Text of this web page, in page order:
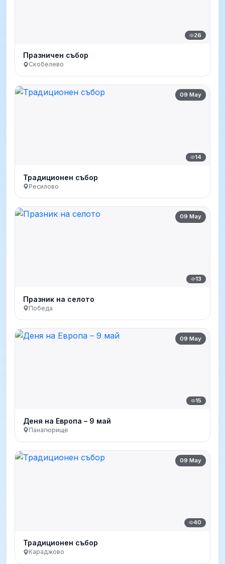
26
Празничен събор
Скобелево
09 May
14
Традиционен събор
Ресилово
09 May
13
Празник на селото
Победа
09 May
15
Деня на Европа – 9 май
Панагюрище
09 May
40
Традиционен събор
Караджово